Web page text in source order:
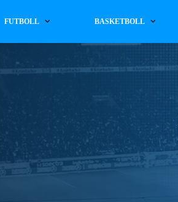
FUTBOLL BASKETBOLL